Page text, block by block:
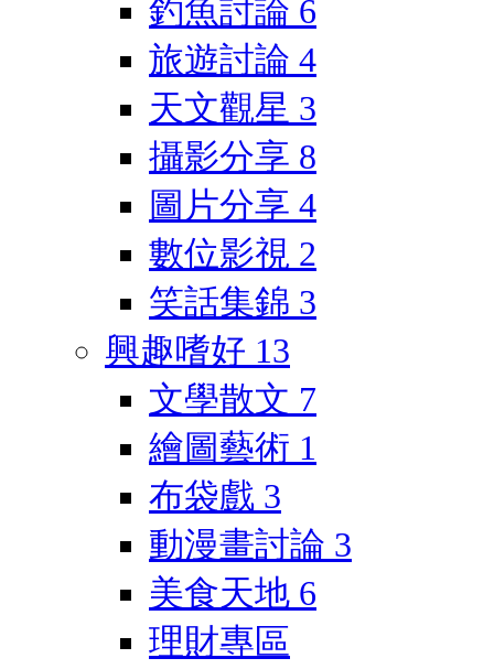
釣魚討論 6
旅遊討論 4
天文觀星 3
攝影分享 8
圖片分享 4
數位影視 2
笑話集錦 3
興趣嗜好 13
文學散文 7
繪圖藝術 1
布袋戲 3
動漫畫討論 3
美食天地 6
理財專區